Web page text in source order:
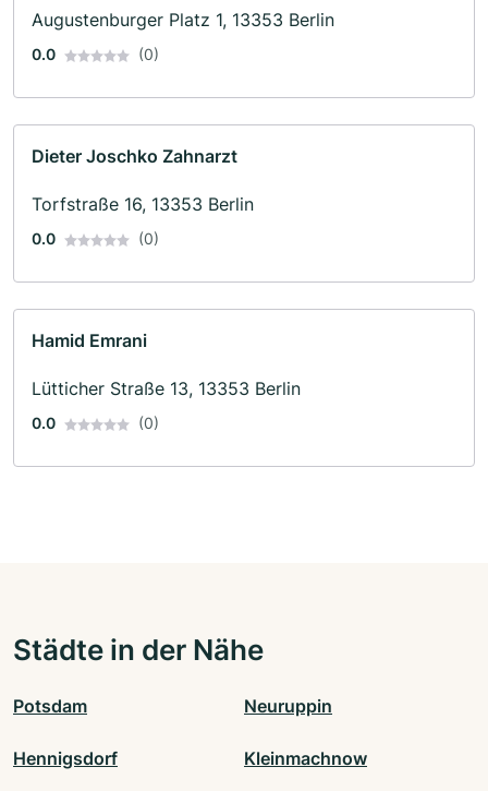
Augustenburger Platz 1, 13353 Berlin
0.0 (0)
Dieter Joschko Zahnarzt
Torfstraße 16, 13353 Berlin
0.0 (0)
Hamid Emrani
Lütticher Straße 13, 13353 Berlin
0.0 (0)
Städte in der Nähe
Potsdam Neuruppin
Hennigsdorf Kleinmachnow